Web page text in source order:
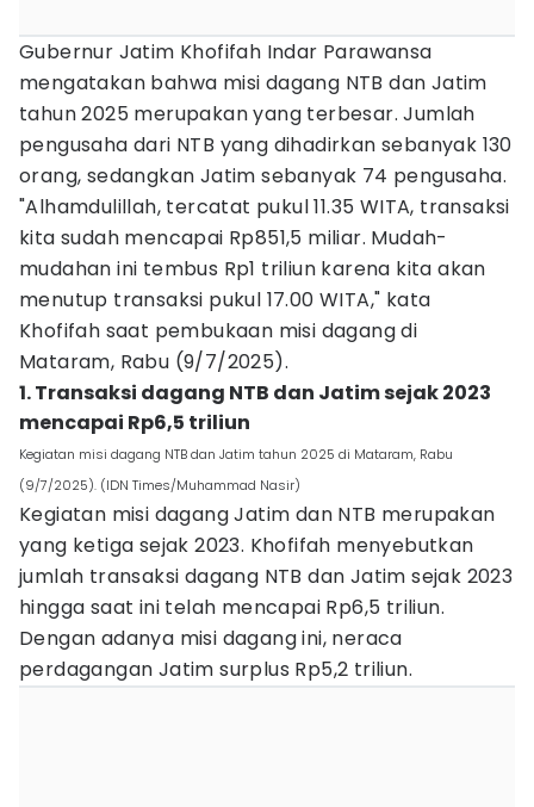
Gubernur Jatim Khofifah Indar Parawansa
mengatakan bahwa misi dagang NTB dan Jatim
tahun 2025 merupakan yang terbesar. Jumlah
pengusaha dari NTB yang dihadirkan sebanyak 130
orang, sedangkan Jatim sebanyak 74 pengusaha.
"Alhamdulillah, tercatat pukul 11.35 WITA, transaksi
kita sudah mencapai Rp851,5 miliar. Mudah-
mudahan ini tembus Rp1 triliun karena kita akan
menutup transaksi pukul 17.00 WITA," kata
Khofifah saat pembukaan misi dagang di
Mataram, Rabu (9/7/2025).
1. Transaksi dagang NTB dan Jatim sejak 2023
mencapai Rp6,5 triliun
Kegiatan misi dagang NTB dan Jatim tahun 2025 di Mataram, Rabu
(9/7/2025). (IDN Times/Muhammad Nasir)
Kegiatan misi dagang Jatim dan NTB merupakan
yang ketiga sejak 2023. Khofifah menyebutkan
jumlah transaksi dagang NTB dan Jatim sejak 2023
hingga saat ini telah mencapai Rp6,5 triliun.
Dengan adanya misi dagang ini, neraca
perdagangan Jatim surplus Rp5,2 triliun.